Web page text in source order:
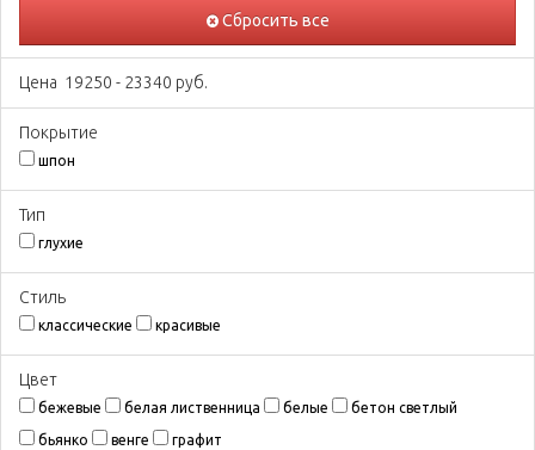
Сбросить все
Цена 19250 - 23340 руб.
Покрытиe
шпон
Тип
глухие
Стиль
классические красивые
Цвeт
бежевые белая лиственница белые бетон светлый
бьянко венге графит